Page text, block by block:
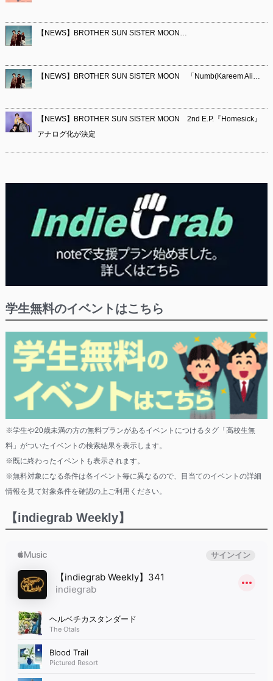
【NEWS】BROTHER SUN SISTER MOON…
【NEWS】BROTHER SUN SISTER MOON 「Numb(Kareem Ali…
【NEWS】BROTHER SUN SISTER MOON 2nd E.P.『Homesick』
アナログ化が決定
学生無料のイベントはこちら
※学生や20歳未満の方の無料プランがあるイベントにつけるタグ「高校生無
料」がついたイベントの検索結果を表示します。
※既に終わったイベントも表示されます。
※無料対象になる条件は各イベント毎に異なるので、目当てのイベントの詳細
情報を見て対象条件を確認の上ご利用ください。
【indiegrab Weekly】